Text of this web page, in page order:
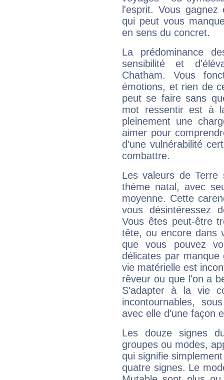
l'esprit. Vous
qui peut vous
en sens du concret.
La prédominance
sensibilité et
Chatham. Vous
émotions, et rien de
peut se faire sans
mot ressentir est à
pleinement une
aimer pour
d'une vulnérabilité
combattre.
Les valeurs de Terre
thème natal, avec
moyenne. Cette
vous désintéressez
Vous êtes peut-être
tête, ou encore dans
que vous pouvez
délicates par
vie matérielle est
rêveur ou que l'on a
S'adapter à la vie
incontournables,
avec elle d'une façon
Les douze signes
groupes ou modes,
qui signifie
quatre signes. Le